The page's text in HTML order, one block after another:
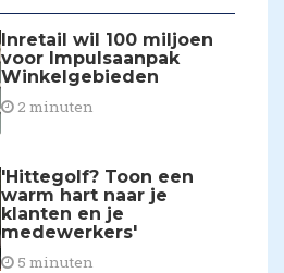
Inretail wil 100 miljoen
voor Impulsaanpak
Winkelgebieden
2 minuten
'Hittegolf? Toon een
warm hart naar je
klanten en je
medewerkers'
5 minuten